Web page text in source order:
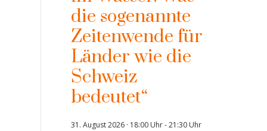
die sogenannte
Zeitenwende für
Länder wie die
Schweiz
bedeutet“
31. August 2026 · 18:00 Uhr-21:30 Uhr